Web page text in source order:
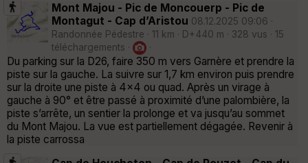
Mont Majou - Pic de Moncouerp - Pic de
Montagut - Cap d’Aristou 08.12.2025 09:06 ·
Randonnée Pédestre · 11 km · D+440 m · 328 vus · 15
téléchargements ·
·
Du parking sur la D26, faire 350 m vers Garnère et prendre la
piste sur la gauche. La suivre sur 1,7 km environ puis prendre
sur la droite une piste à 4x4 ou quad. Après un virage à
gauche à 90° et être passé à proximité d’une palombière, la
piste s’arrête, un sentier la prolonge et va jusqu’au sommet
du Mont Majou. La vue est partiellement dégagée. Revenir à
la piste carrossa